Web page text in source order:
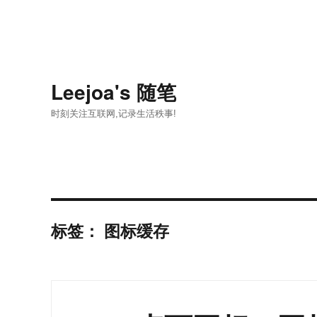
Leejoa's 随笔
时刻关注互联网,记录生活秩事!
标签： 图标缓存